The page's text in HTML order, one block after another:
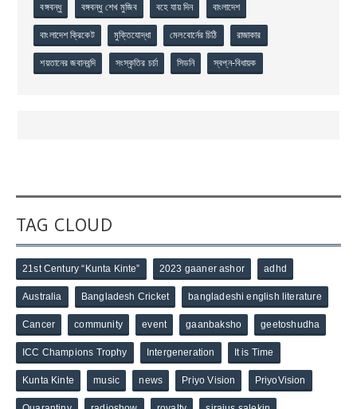
বঙ্গবন্ধু বঙ্গবন্ধু শেখ মুজিব বহে যায় দিন বাংলাদেশ
বাংলাদেশ ক্রিকেট মুক্তিযোদ্ধা মেলবোর্নের চিঠি রাজাকার
শয়তানের জবানবন্দি সংস্কৃতির চর্চা সিডনি স্বপ্ন-বিধায়ক
TAG CLOUD
21st Century “Kunta Kinte” 2023 gaaner ashor adhd
Australia Bangladesh Cricket bangladeshi english literature
Cancer community event gaanbaksho geetoshudha
ICC Champions Trophy Intergeneration It is Time
Kunta Kinte music news Priyo Vision PriyoVision